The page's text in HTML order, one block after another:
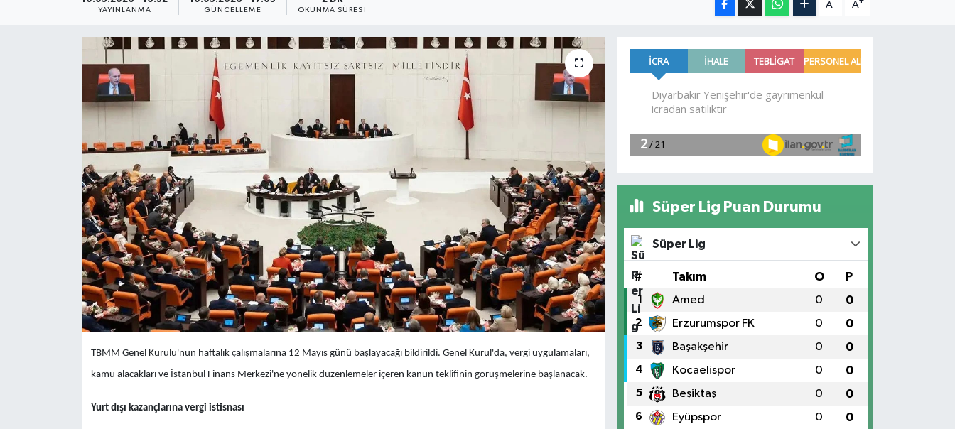
YAYINLANMA GÜNCELLEME OKUNMA SÜRESI
A A
TBMM Genel Kurulu'nun haftalık çalışmalarına 12 Mayıs günü başlayacağı bildirildi. Genel Kurul'da, vergi uygulamaları,
kamu alacakları ve İstanbul Finans Merkezi'ne yönelik düzenlemeler içeren kanun teklifinin görüşmelerine başlanacak.
Yurt dışı kazançlarına vergi istisnası
Süper Lig Puan Durumu
Süper Lig
# Takım O P
1 Amed 0 0
2 Erzurumspor FK 0 0
3 Başakşehir 0 0
4 Kocaelispor 0 0
5 Beşiktaş 0 0
6 Eyüpspor 0 0
Bi̇li̇m & Teknoloji̇